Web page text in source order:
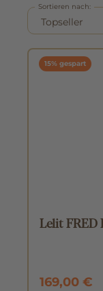
Sortieren nach:
15% gespart
Lelit
169,00 €